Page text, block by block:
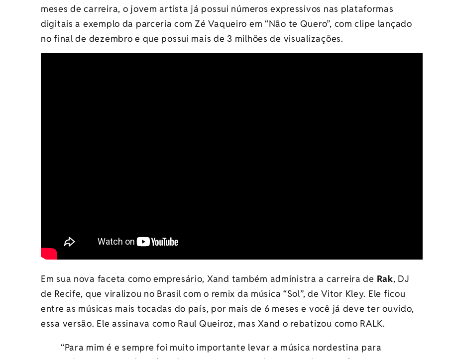
meses de carreira, o jovem artista já possui números expressivos nas plataformas
digitais a exemplo da parceria com Zé Vaqueiro em “Não te Quero”, com clipe lançado
no final de dezembro e que possui mais de 3 milhões de visualizações.
Em sua nova faceta como empresário, Xand também administra a carreira de Rak, DJ
de Recife, que viralizou no Brasil com o remix da música “Sol”, de Vitor Kley. Ele ficou
entre as músicas mais tocadas do país, por mais de 6 meses e você já deve ter ouvido,
essa versão. Ele assinava como Raul Queiroz, mas Xand o rebatizou como RALK.
“Para mim é e sempre foi muito importante levar a música nordestina para